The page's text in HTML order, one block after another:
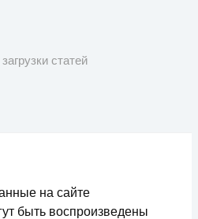
статей
на сайте
быть воспроизведены